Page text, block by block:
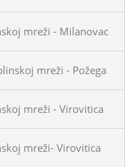
mreži - Milanovac
mreži - Požega
mreži - Virovitica
mreži- Virovitica